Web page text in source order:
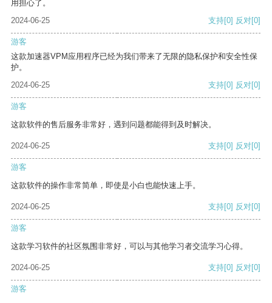
用担心了。
2024-06-25
支持[0] 反对[0]
游客
这款加速器VPM应用程序已经为我们带来了无限的隐私保护和安全性保
护。
2024-06-25
支持[0] 反对[0]
游客
这款软件的售后服务非常好，遇到问题都能得到及时解决。
2024-06-25 支持[0] 反对[0]
游客
这款软件的操作非常简单，即使是小白也能快速上手。
2024-06-25 支持[0] 反对[0]
游客
这款学习软件的社区氛围非常好，可以与其他学习者交流学习心得。
2024-06-25 支持[0] 反对[0]
游客